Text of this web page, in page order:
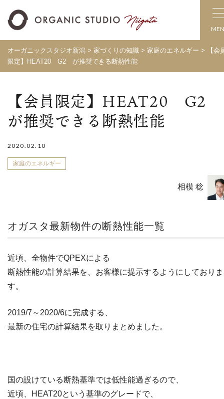
オーガニックスタジオ新潟 > 家づくりの知識 > 家庭のエネルギー >
【会
限定】HEAT20 G2 が推奨できる断熱性能
【会員限定】HEAT20 G2
が推奨できる断熱性能
2020.02.10
家庭のエネルギー
相模 稔
オガスタ最新物件の断熱性能一覧
近頃、全物件でQPEXによる
断熱性能の計算結果を、お客様に提示するようにしておりま
す。
2019/7～2020/6に完成する、
最新の住宅の計算結果を取りまとめました。
国の設けている断熱基準では低性能過ぎるので、
近頃、HEAT20という基準のグレードで、